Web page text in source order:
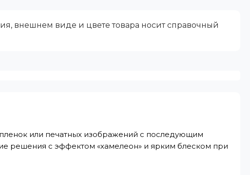
внешнем виде и цвете товара носит справочный
или печатных изображений с последующим
решения с эффектом «хамелеон» и ярким блеском при